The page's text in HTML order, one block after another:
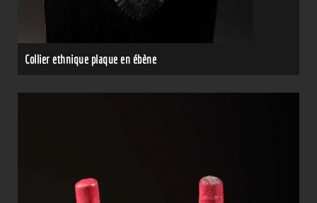
Collier ethnique plaque en ébène